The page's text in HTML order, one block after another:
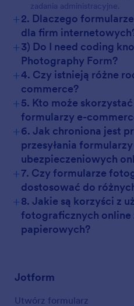
zadania administracyjne.
+2. Dlaczego
dla firm
+3) Do I need coding
Photography Form?
+4. Czy istnieją różne
commerce?
+5. Kto może
formularzy e-
+6. Jak chroniona jest
przesyłania
ubezpieczeniowych
+7. Czy formularze
dostosować do
+8. Jakie są korzyści z
fotograficznych
papierowych?
Jotform
Utwórz formularz